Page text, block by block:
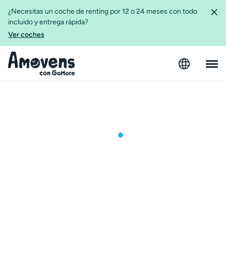
¿Necesitas un coche de renting por 12 o 24 meses con todo
incluido y entrega rápida?
Ver coches